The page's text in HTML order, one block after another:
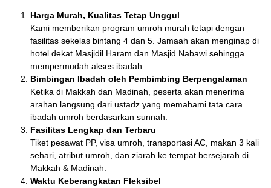
Harga Murah, Kualitas Tetap Unggul
Kami memberikan program umroh murah tetapi dengan
fasilitas sekelas bintang 4 dan 5. Jamaah akan menginap di
hotel dekat Masjidil Haram dan Masjid Nabawi sehingga
mempermudah akses ibadah.
Bimbingan Ibadah oleh Pembimbing Berpengalaman
Ketika di Makkah dan Madinah, peserta akan menerima
arahan langsung dari ustadz yang memahami tata cara
ibadah umroh berdasarkan sunnah.
Fasilitas Lengkap dan Terbaru
Tiket pesawat PP, visa umroh, transportasi AC, makan 3 kali
sehari, atribut umroh, dan ziarah ke tempat bersejarah di
Makkah & Madinah.
Waktu Keberangkatan Fleksibel